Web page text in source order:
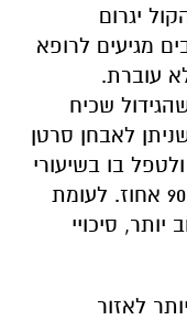
יגרום
מגיעים לרופא
עוברת.
שכיח
לאבחן סרטן
בו בשיעורי
הצלחה גבוהים ביותר של בין 90-95 אחוז. לעומת
סיכויי
לאזור